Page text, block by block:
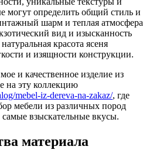
могут определить общий стиль и
шарм и теплая атмосфера
вид и изысканность
красота ясеня
и изящности конструкции.
и качественное изделие из
на эту коллекцию
mebel-iz-dereva-na-zakaz/, где
мебели из различных пород
взыскательные вкусы.
материала